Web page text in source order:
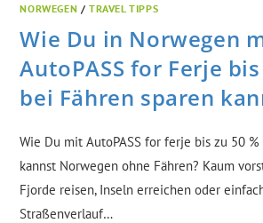
NORWEGEN /TRAVEL TIPPS
Wie Du in Norwegen
AutoPASS for Ferje
bei Fähren sparen
Wie Du mit AutoPASS for ferje bis zu 50
kannst Norwegen ohne Fähren? Kaum
Fjorde reisen, Inseln erreichen oder
Straßenverlauf…